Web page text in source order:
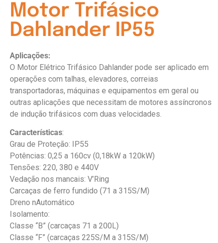
Motor Trifásico
Dahlander IP55
Aplicações:
O Motor Elétrico Trifásico Dahlander pode ser aplicado em
operações com talhas, elevadores, correias
transportadoras, máquinas e equipamentos em geral ou
outras aplicações que necessitam de motores assíncronos
de indução trifásicos com duas velocidades.
Características:
Grau de Proteção: IP55
Potências: 0,25 a 160cv (0,18kW a 120kW)
Tensões: 220, 380 e 440V
Vedação nos mancais: V’Ring
Carcaças de ferro fundido (71 a 315S/M)
Dreno nAutomático
Isolamento:
Classe “B” (carcaças 71 a 200L)
Classe “F” (carcaças 225S/M a 315S/M)